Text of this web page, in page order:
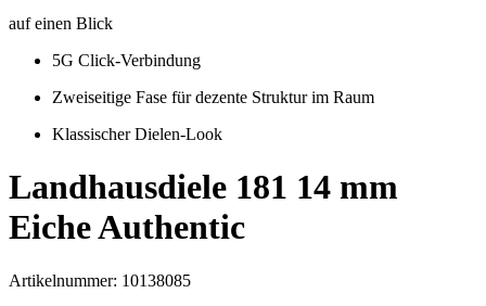
auf einen Blick
5G Click-Verbindung
Zweiseitige Fase für dezente Struktur im Raum
Klassischer Dielen-Look
Landhausdiele 181 14 mm
Eiche Authentic
Artikelnummer: 10138085